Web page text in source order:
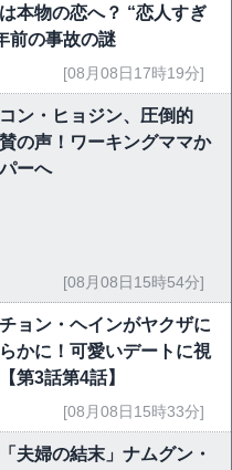
本物の恋へ？ “恋人すぎ
前の事故の謎
[08月08日17時19分]
ン・ヒョジン、圧倒的
の声！ワーキングママか
ーへ
[08月08日15時54分]
ョン・ヘインがヤクザに
かに！可愛いデートに視
第3話第4話】
[08月08日15時33分]
夫婦の結末」ナムグン・